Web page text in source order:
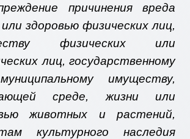
причинения вреда
здоровью физических лиц,
физических или
лиц, государственному
имуществу,
среде, жизни или
животных и растений,
культурного наследия